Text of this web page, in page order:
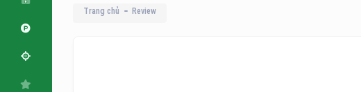
Trang chủ Review